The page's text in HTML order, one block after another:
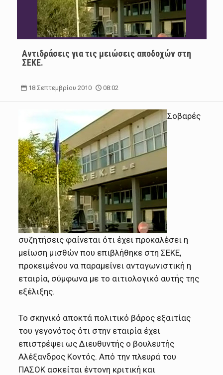
Αντιδράσεις για τις μειώσεις αποδοχών στη
ΣΕΚΕ.
18 Σεπτεμβρίου 2010 08:02
Σοβαρές
συζητήσεις φαίνεται ότι έχει προκαλέσει η
μείωση μισθών που επιβλήθηκε στη ΣΕΚΕ,
προκειμένου να παραμείνει ανταγωνιστική η
εταιρία, σύμφωνα με το αιτιολογικό αυτής της
εξέλιξης.
Το σκηνικό αποκτά πολιτικό βάρος εξαιτίας
του γεγονότος ότι στην εταιρία έχει
επιστρέψει ως Διευθυντής ο βουλευτής
Αλέξανδρος Κοντός. Από την πλευρά του
ΠΑΣΟΚ ασκείται έντονη κριτική και